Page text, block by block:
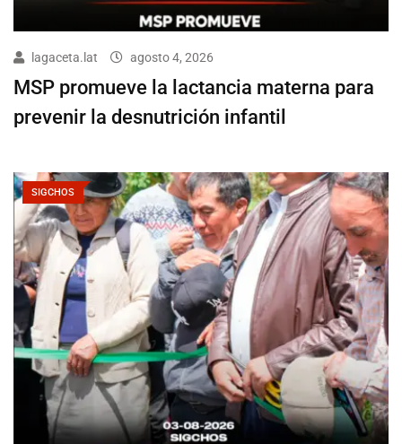
lagaceta.lat agosto 4, 2026
MSP promueve la lactancia materna para
prevenir la desnutrición infantil
SIGCHOS